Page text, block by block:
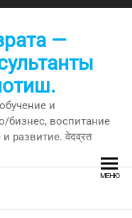
—
и
бизнес, воспитание
развитие. वेदव्रत
МЕНЮ